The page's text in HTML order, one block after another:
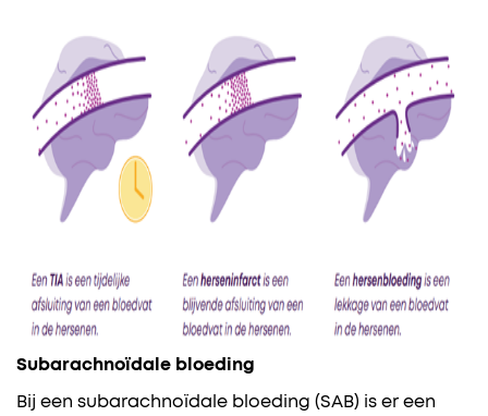
Subarachnoïdale bloeding
Bij een subarachnoïdale bloeding (SAB) is er een